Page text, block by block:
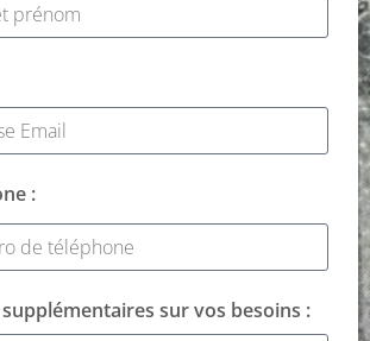
:
sur vos besoins :